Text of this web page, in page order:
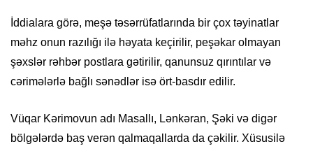
İddialara görə, meşə təsərrüfatlarında bir çox təyinatlar
məhz onun razılığı ilə həyata keçirilir, peşəkar olmayan
şəxslər rəhbər postlara gətirilir, qanunsuz qırıntılar və
cərimələrlə bağlı sənədlər isə ört-basdır edilir.
Vüqar Kərimovun adı Masallı, Lənkəran, Şəki və digər
bölgələrdə baş verən qalmaqallarda da çəkilir. Xüsusilə